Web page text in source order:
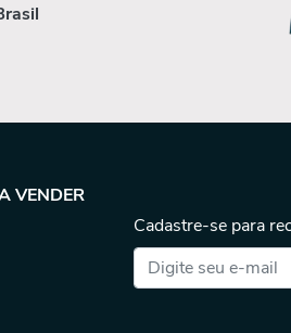
VENDER
Cadastre-se para